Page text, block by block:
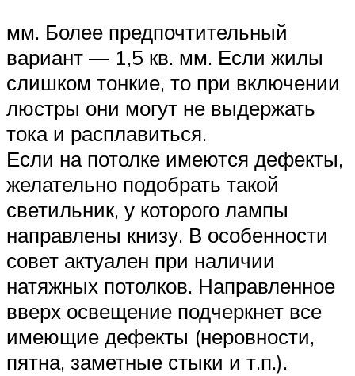
мм. Более предпочтительный
вариант — 1,5 кв. мм. Если жилы
слишком тонкие, то при включении
люстры они могут не выдержать
тока и расплавиться.
Если на потолке имеются дефекты,
желательно подобрать такой
светильник, у которого лампы
направлены книзу. В особенности
совет актуален при наличии
натяжных потолков. Направленное
вверх освещение подчеркнет все
имеющие дефекты (неровности,
пятна, заметные стыки и т.п.).